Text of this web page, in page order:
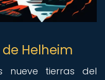
Helheim
nueve tierras del